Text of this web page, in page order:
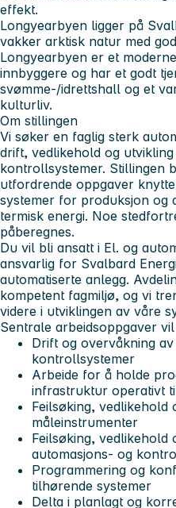
effekt.
Longyearbyen ligger på
vakker arktisk natur med
Longyearbyen er et
innbyggere og har et godt
svømme-/idrettshall og et
kulturliv.
Om stillingen
Vi søker en faglig sterk
drift, vedlikehold og
kontrollsystemer. Stillingen
utfordrende oppgaver
systemer for produksjon og
termisk energi. Noe
påberegnes.
Du vil bli ansatt i El. og
ansvarlig for Svalbard
automatiserte anlegg.
kompetent fagmiljø, og vi
videre i utviklingen av våre
Sentrale arbeidsoppgaver
Drift og overvåkning
kontrollsystemer
Arbeide for å holde
infrastruktur operativt
Feilsøking, vedlikehold
måleinstrumenter
Feilsøking, vedlikehold
automasjons- og
Programmering og
tilhørende systemer
Delta i planlagt og